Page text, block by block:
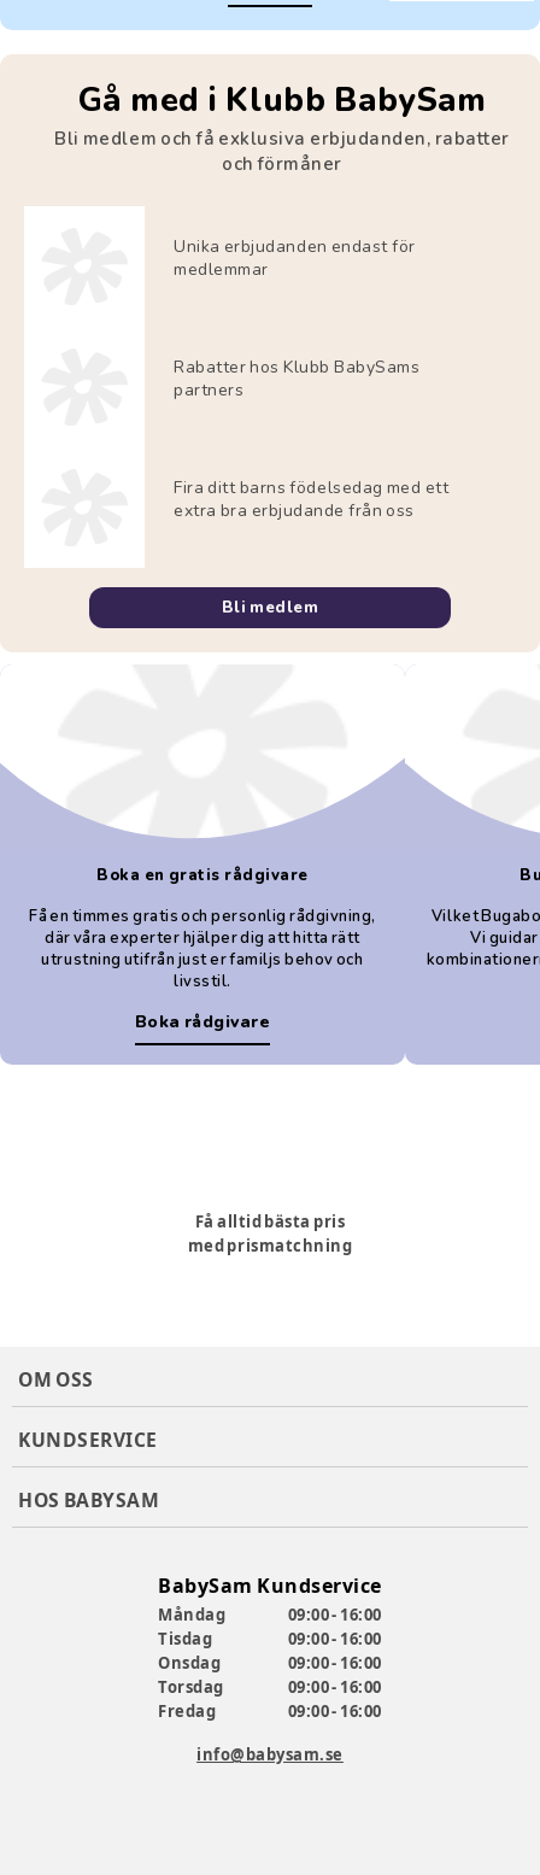
Gå med i Klubb BabySam
Bli medlem och få exklusiva erbjudanden, rabatter
och förmåner
Unika erbjudanden endast för
medlemmar
Rabatter hos Klubb BabySams
partners
Fira ditt barns födelsedag med ett
extra bra erbjudande från oss
Bli medlem
Boka en gratis rådgivare
Få en timmes gratis och personlig rådgivning,
där våra experter hjälper dig att hitta rätt
utrustning utifrån just er familjs behov och
livsstil.
Boka rådgivare
Vilket
Vi
Få alltid bästa pris
med prismatchning
OM OSS
KUNDSERVICE
HOS BABYSAM
BabySam Kundservice
Måndag
09:00 - 16:00
Tisdag
09:00 - 16:00
Onsdag
09:00 - 16:00
Torsdag
09:00 - 16:00
Fredag
09:00 - 16:00
info@babysam.se